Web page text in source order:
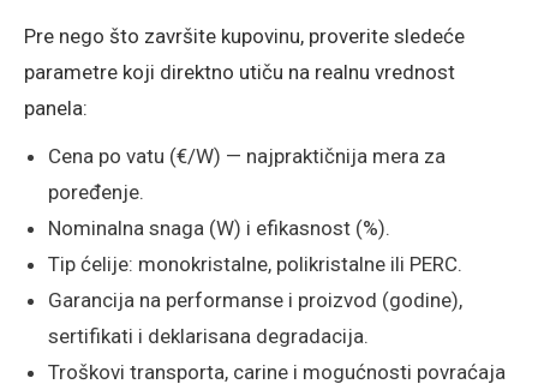
Pre nego što završite kupovinu, proverite sledeće
parametre koji direktno utiču na realnu vrednost
panela:
Cena po vatu (€/W) — najpraktičnija mera za
poređenje.
Nominalna snaga (W) i efikasnost (%).
Tip ćelije: monokristalne, polikristalne ili PERC.
Garancija na performanse i proizvod (godine),
sertifikati i deklarisana degradacija.
Troškovi transporta, carine i mogućnosti povraćaja